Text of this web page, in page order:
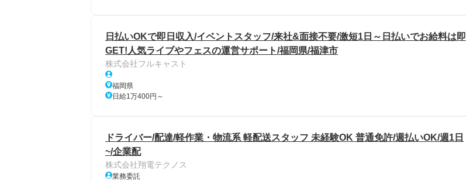
日払いOKで即日収入/イベントスタッフ/来社&面接不要/激短1日～日払いでお給料は即
GET!人気ライブやフェスの運営サポート/福岡県/福津市
株式会社フルキャスト
福岡県
日給1万400円～
ドライバー/配達/軽作業・物流系 軽配送スタッフ 未経験OK 普通免許/週払いOK/週1日
~/企業配
株式会社翔電テクノス
業務委託